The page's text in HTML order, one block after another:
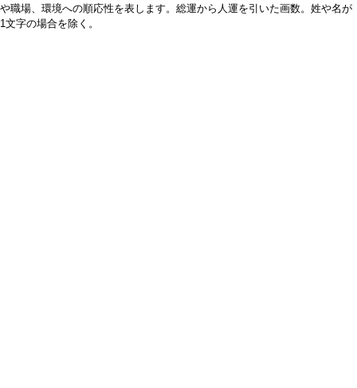
や職場、環境への順応性を表します。総運から人運を引いた画数。姓や名が
1文字の場合を除く。